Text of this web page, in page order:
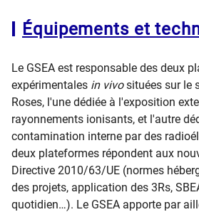
Équipements et
Le GSEA est responsable des deux
expérimentales in vivosituées sur le
Roses, l'une dédiée à l'exposition
rayonnements ionisants, et l'autre
contamination interne par des
deux plateformes répondent aux
Directive 2010/63/UE (normes
des projets, application des 3Rs,
quotidien…). Le GSEA apporte par